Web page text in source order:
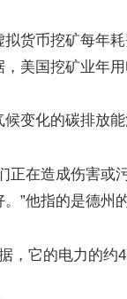
货币挖矿每年
美国挖矿业年
变化的碳排放
正在造成伤害
”他指的是德州
，它的电力的约